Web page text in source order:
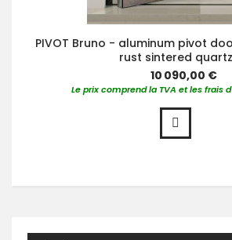
PIVOT Bruno - aluminum pivot
rust sintered quartz
10 090,00 €
Le prix comprend la TVA et les frais